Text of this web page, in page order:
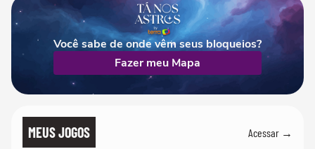
Você sabe de onde vêm seus bloqueios?
Fazer meu Mapa
MEUS JOGOS Acessar →